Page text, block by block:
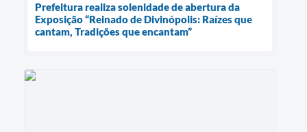
Prefeitura realiza solenidade de abertura da
Exposição “Reinado de Divinópolis: Raízes que
cantam, Tradições que encantam”